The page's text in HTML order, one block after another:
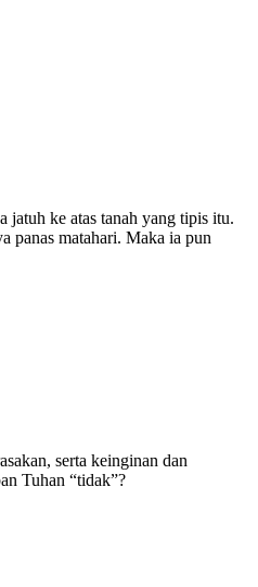
jatuh ke atas tanah yang tipis itu.
panas matahari. Maka ia pun
serta keinginan dan
Tuhan “tidak”?